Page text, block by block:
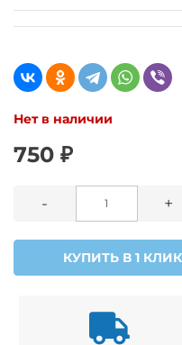
Нет в наличии
750 ₽
- +
КУПИТЬ В 1 КЛИК